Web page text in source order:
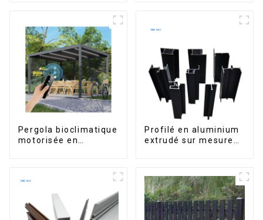
intérieures
Pergola bioclimatique
motorisée en
mesure, étanche,
avec éclairage LED
pour terrasse
extérieure
Profilé en aluminium
extrudé sur mesure